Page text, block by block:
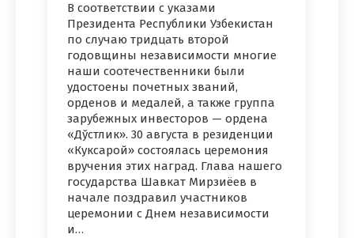
В соответствии с указами
Президента Республики Узбекистан
по случаю тридцать второй
годовщины независимости многие
наши соотечественники были
удостоены почетных званий,
орденов и медалей, а также группа
зарубежных инвесторов — ордена
«Дўстлик». 30 августа в резиденции
«Куксарой» состоялась церемония
вручения этих наград. Глава нашего
государства Шавкат Мирзиёев в
начале поздравил участников
церемонии с Днем независимости
и…